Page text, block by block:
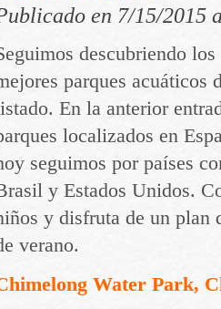
en 7/15/2015
descubriendo
parques acuáticos
En la anterior
localizados en
seguimos por países
y Estados Unidos.
y disfruta de un plan
verano.
Water Park,